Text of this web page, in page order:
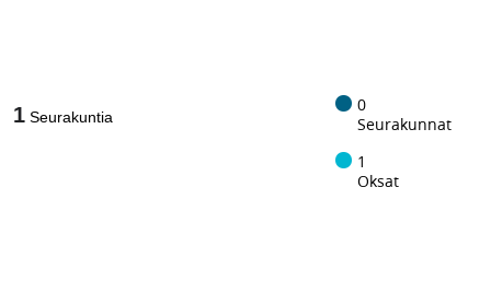
1 Seurakuntia
0
Seurakunnat
1
Oksat